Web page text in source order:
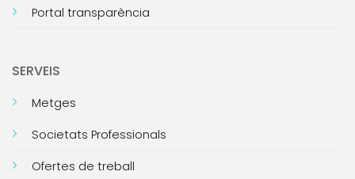
Portal transparència
SERVEIS
Metges
Societats Professionals
Ofertes de treball